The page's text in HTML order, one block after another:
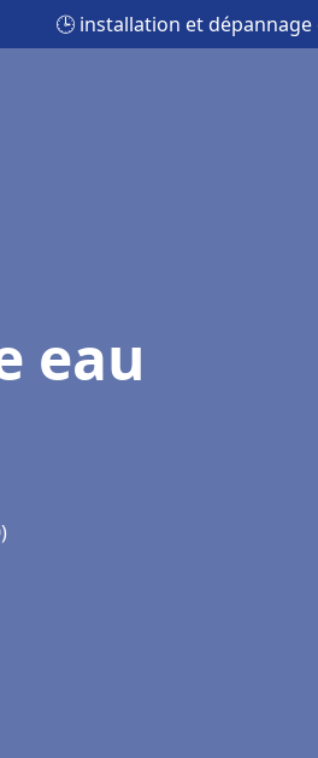
🕒 installation et
eau